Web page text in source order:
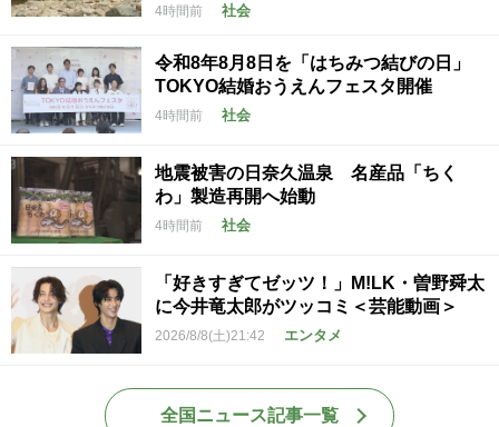
4時間前 社会
令和8年8月8日を「はちみつ結びの日」
TOKYO結婚おうえんフェスタ開催
4時間前 社会
地震被害の日奈久温泉 名産品「ちく
わ」製造再開へ始動
4時間前 社会
「好きすぎてゼッツ！」M!LK・曽野舜太
に今井竜太郎がツッコミ＜芸能動画＞
2026/8/8(土)21:42 エンタメ
全国ニュース記事一覧